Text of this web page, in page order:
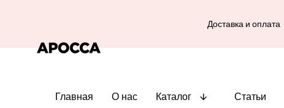
Доставка и оплата
Главная О нас Каталог Статьи